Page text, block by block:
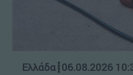
Ελλάδα┋06.08.2026